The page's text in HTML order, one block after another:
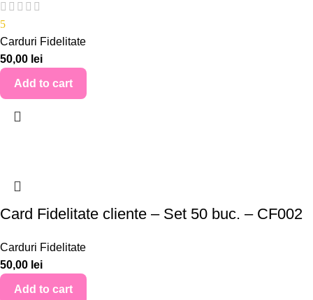
5
Carduri Fidelitate
50,00 lei
Add to cart
Card Fidelitate cliente – Set 50 buc. – CF002
Carduri Fidelitate
50,00 lei
Add to cart